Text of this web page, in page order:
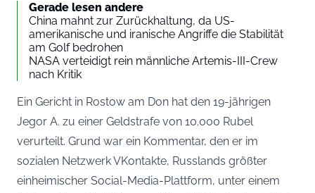
Gerade lesen andere
China mahnt zur Zurückhaltung, da US-
amerikanische und iranische Angriffe die Stabilität
am Golf bedrohen
NASA verteidigt rein männliche Artemis-III-Crew
nach Kritik
Ein Gericht in Rostow am Don hat den 19-jährigen
Jegor A. zu einer Geldstrafe von 10.000 Rubel
verurteilt. Grund war ein Kommentar, den er im
sozialen Netzwerk VKontakte, Russlands größter
einheimischer Social-Media-Plattform, unter einem